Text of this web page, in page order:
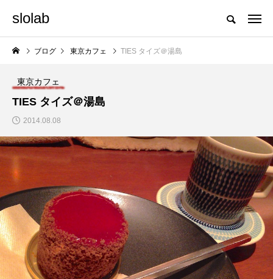
slolab
ブログ 東京カフェ TIES タイズ＠湯島
東京カフェ
TIES タイズ＠湯島
2014.08.08